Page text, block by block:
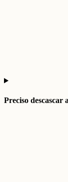
Preciso descascar